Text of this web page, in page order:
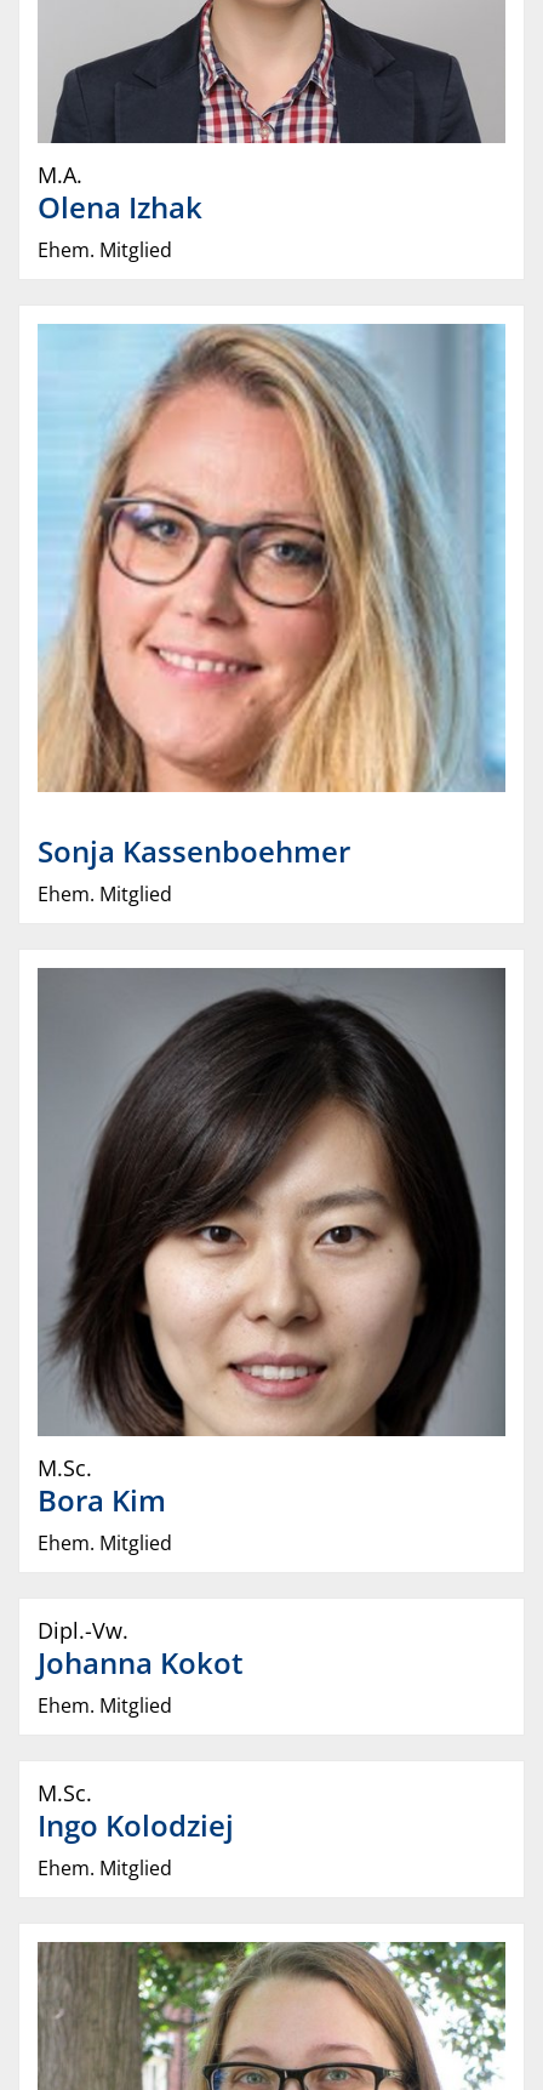
M.A.
Olena Izhak
Ehem. Mitglied
Sonja Kassenboehmer
Ehem. Mitglied
M.Sc.
Bora Kim
Ehem. Mitglied
Dipl.-Vw.
Johanna Kokot
Ehem. Mitglied
M.Sc.
Ingo Kolodziej
Ehem. Mitglied